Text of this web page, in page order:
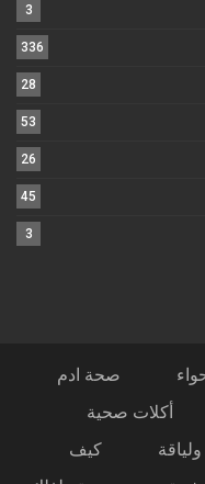
3
336
28
53
26
45
3
صحة ادم
أكلات صحية
كيف